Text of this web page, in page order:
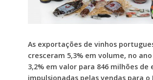
As exportações de vinhos
cresceram 5,3% em volume, no
3,2% em valor para 846 milhões de
impulsionadas pelas vendas para o